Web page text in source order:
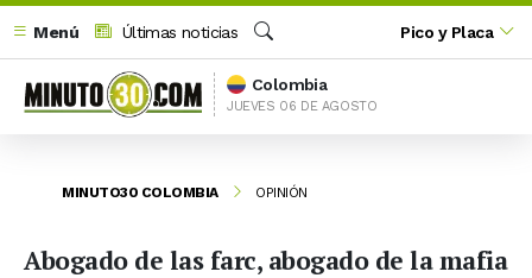
Menú
Últimas noticias
Buscar
Pico y Placa
Colombia
JUEVES 06 DE AGOSTO
MINUTO30 COLOMBIA OPINIÓN
Abogado de las farc, abogado de la mafia